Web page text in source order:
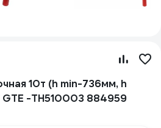
10т (h min-736мм, h
GTE -TH510003 884959